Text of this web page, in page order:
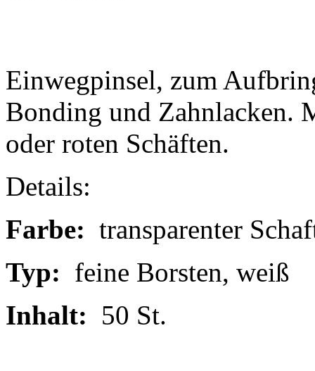
Einwegpinsel, zum
Bonding und Zahnlacken.
oder roten Schäften.
Details:
Farbe: transparenter
Typ: feine Borsten, weiß
Inhalt: 50 St.